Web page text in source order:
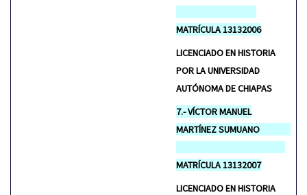
MATRÍCULA 13132006
LICENCIADO EN HISTORIA
POR LA UNIVERSIDAD
AUTÓNOMA DE CHIAPAS
7.- VÍCTOR MANUEL
MARTÍNEZ SUMUANO
MATRÍCULA 13132007
LICENCIADO EN HISTORIA